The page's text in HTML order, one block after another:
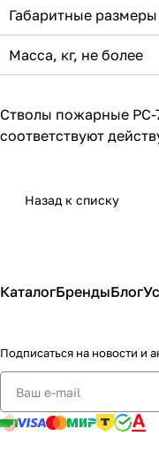
Габаритные
Масса, кг, не более
Стволы пожарные РС-
соответствуют
Назад к списку
КаталогБрендыБлог
Подписаться на новости и